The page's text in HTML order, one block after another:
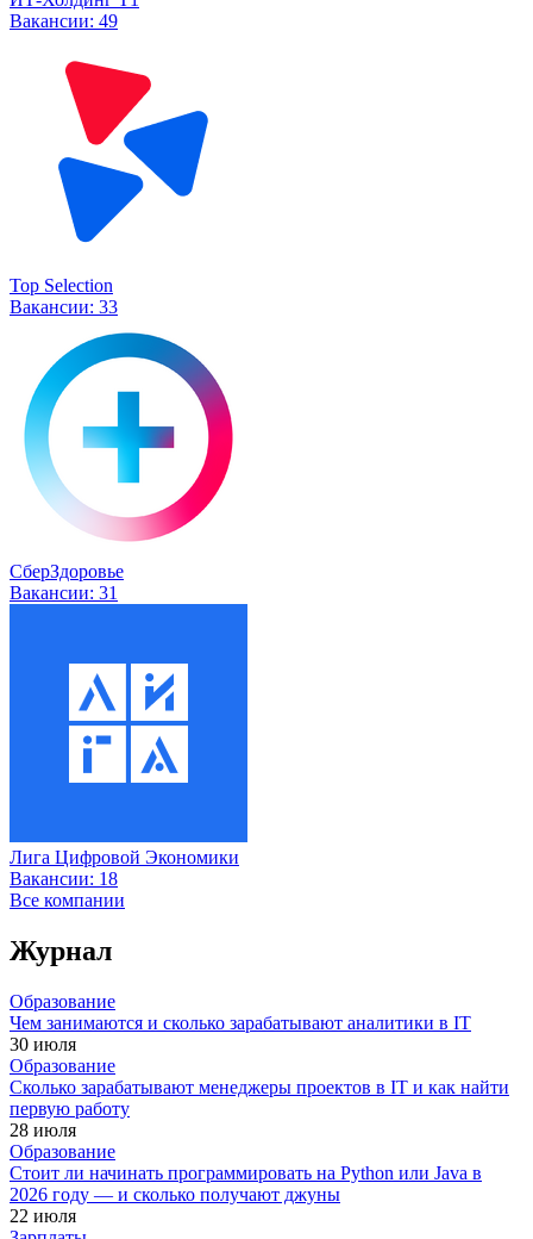
Вакансии: 49
Top Selection
Вакансии: 33
СберЗдоровье
Вакансии: 31
Лига Цифровой Экономики
Вакансии: 18
Все компании
Журнал
Образование
Чем занимаются и сколько зарабатывают аналитики в IT
30 июля
Образование
Сколько зарабатывают менеджеры проектов в IT и как найти
первую работу
28 июля
Образование
Стоит ли начинать программировать на Python или Java в
2026 году — и сколько получают джуны
22 июля